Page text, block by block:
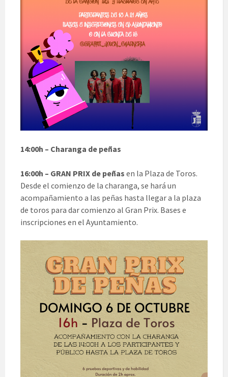
14:00h – Charanga de peñas
16:00h – GRAN PRIX de peñas en la Plaza de Toros.
Desde el comienzo de la charanga, se hará un
acompañamiento a las peñas hasta llegar a la plaza
de toros para dar comienzo al Gran Prix. Bases e
inscripciones en el Ayuntamiento.